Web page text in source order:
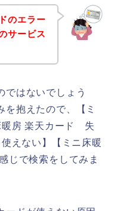
のエラー
サービス
ではないでしょう
を抱えたので、【ミ
暖房 楽天カード 失
えない】【ミニ床暖
じで検索をしてみま